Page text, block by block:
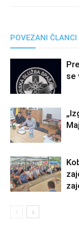
POVEZANI ČLANCI
se